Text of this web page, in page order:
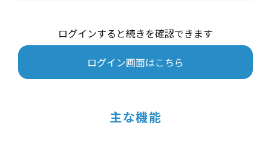
ログインすると続きを確認できます
ログイン画面はこちら
主な機能